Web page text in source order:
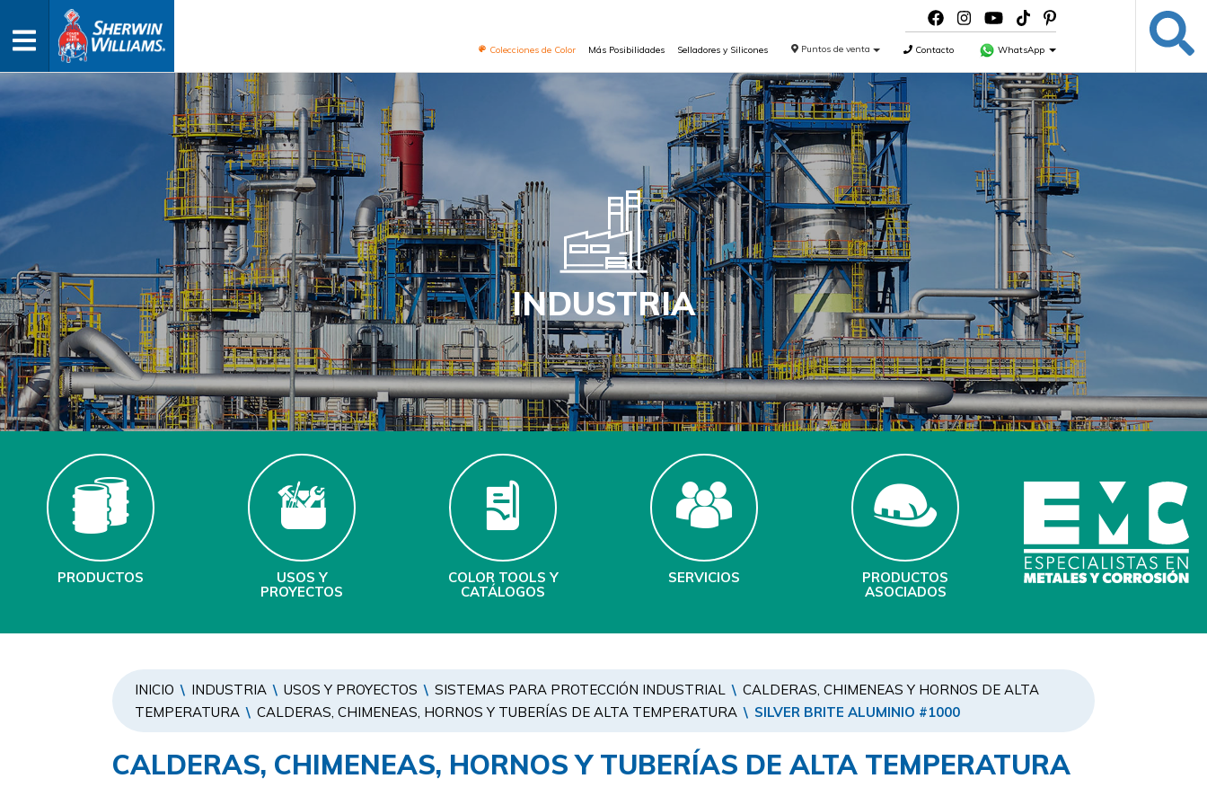
Colecciones de Color Más Posibilidades Selladores y Silicones Puntos de venta Contacto WhatsApp
INDUSTRIA
PRODUCTOS
USOS Y
PROYECTOS
COLOR TOOLS Y
CATÁLOGOS
SERVICIOS
PRODUCTOS
ASOCIADOS
INICIO \ INDUSTRIA \ USOS Y PROYECTOS \ SISTEMAS PARA PROTECCIÓN INDUSTRIAL \ CALDERAS, CHIMENEAS Y HORNOS DE ALTA
TEMPERATURA \ CALDERAS, CHIMENEAS, HORNOS Y TUBERÍAS DE ALTA TEMPERATURA \ SILVER BRITE ALUMINIO #1000
CALDERAS, CHIMENEAS, HORNOS Y TUBERÍAS DE ALTA TEMPERATURA